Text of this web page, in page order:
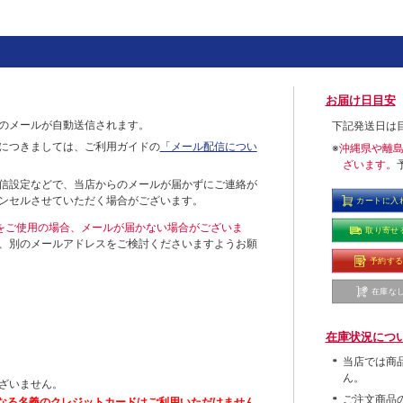
ールが自動送信されます。
つきましては、ご利用ガイドの「メール配信につい
設定などで、当店からのメールが届かずにご連絡が
セルさせていただく場合がございます。
使用の場合、メールが届かない場合がございま
別のメールアドレスをご検討くださいますようお願
いません。
お届け日目安
下記発送日は
※沖縄県や離
ざいます。
カートに入
取り寄せ
予約する
在庫な
在庫状況につ
当店では商
ん。
ご注文商品